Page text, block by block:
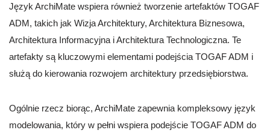
Język ArchiMate wspiera również tworzenie artefaktów TOGAF
ADM, takich jak Wizja Architektury, Architektura Biznesowa,
Architektura Informacyjna i Architektura Technologiczna. Te
artefakty są kluczowymi elementami podejścia TOGAF ADM i
służą do kierowania rozwojem architektury przedsiębiorstwa.
Ogólnie rzecz biorąc, ArchiMate zapewnia kompleksowy język
modelowania, który w pełni wspiera podejście TOGAF ADM do